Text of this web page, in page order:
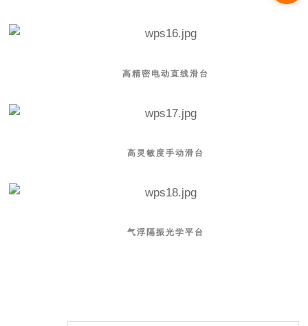
高精密电动直线滑台
高灵敏度手动滑台
气浮隔振光学平台